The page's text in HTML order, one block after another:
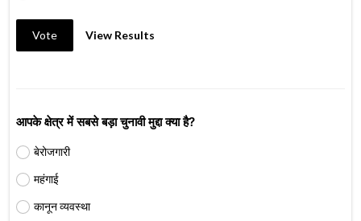
Vote View Results
आपके क्षेत्र में सबसे बड़ा चुनावी मुद्दा क्या है?
बेरोजगारी
महंगाई
कानून व्यवस्था